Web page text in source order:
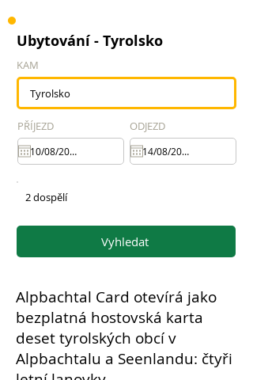
Ubytování - Tyrolsko
KAM
PŘÍJEZD ODJEZD
2 dospělí
Vyhledat
Alpbachtal Card otevírá jako
bezplatná hostovská karta
deset tyrolských obcí v
Alpbachtalu a Seenlandu: čtyři